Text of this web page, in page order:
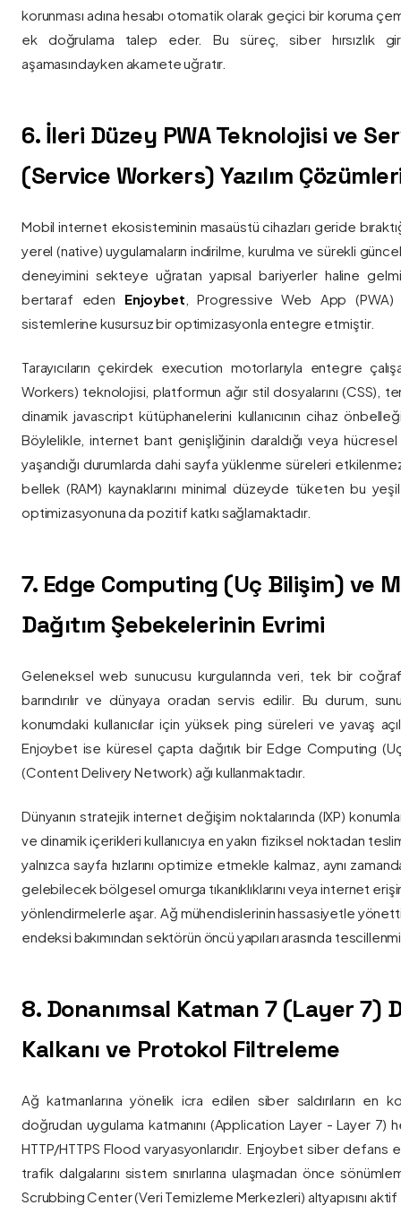
korunması adına hesabı otomatik olarak geçici bir koruma
ek doğrulama talep eder. Bu süreç, siber hırsızlık
aşamasındayken akamete uğratır.
6. İleri Düzey PWA Teknolojisi ve
(Service Workers) Yazılım
Mobil internet ekosisteminin masaüstü cihazları geride
yerel (native) uygulamaların indirilme, kurulma ve sürekli
deneyimini sekteye uğratan yapısal bariyerler haline
bertaraf eden Enjoybet , Progressive Web App (PWA)
sistemlerine kusursuz bir optimizasyonla entegre etmiştir.
Tarayıcıların çekirdek execution motorlarıyla entegre
Workers) teknolojisi, platformun ağır stil dosyalarını (CSS),
dinamik javascript kütüphanelerini kullanıcının cihaz
Böylelikle, internet bant genişliğinin daraldığı veya
yaşandığı durumlarda dahi sayfa yüklenme süreleri
bellek (RAM) kaynaklarını minimal düzeyde tüketen bu yeşil
optimizasyonuna da pozitif katkı sağlamaktadır.
7. Edge Computing (Uç Bilişim) ve
Dağıtım Şebekelerinin Evrimi
Geleneksel web sunucusu kurgularında veri, tek bir
barındırılır ve dünyaya oradan servis edilir. Bu durum,
konumdaki kullanıcılar için yüksek ping süreleri ve yavaş
Enjoybet ise küresel çapta dağıtık bir Edge Computing
(Content Delivery Network) ağı kullanmaktadır.
Dünyanın stratejik internet değişim noktalarında (IXP)
ve dinamik içerikleri kullanıcıya en yakın fiziksel noktadan
yalnızca sayfa hızlarını optimize etmekle kalmaz, aynı
gelebilecek bölgesel omurga tıkanıklıklarını veya internet
yönlendirmelerle aşar. Ağ mühendislerinin hassasiyetle
endeksi bakımından sektörün öncü yapıları arasında
8. Donanımsal Katman 7 (Layer 7)
Kalkanı ve Protokol Filtreleme
Ağ katmanlarına yönelik icra edilen siber saldırıların en
doğrudan uygulama katmanını (Application Layer - Layer 7)
HTTP/HTTPS Flood varyasyonlarıdır. Enjoybet siber
trafik dalgalarını sistem sınırlarına ulaşmadan önce
Scrubbing Center (Veri Temizleme Merkezleri) altyapısını